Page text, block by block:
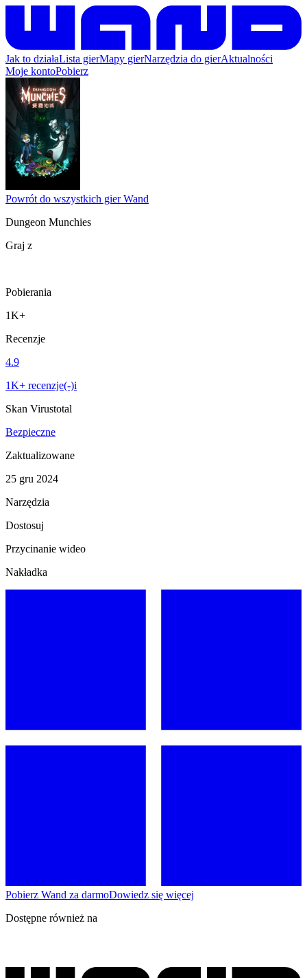
Jak to działaLista gierMapy gierNarzędzia do gierAktualności
Moje kontoPobierz
Powrót do wszystkich gier Wand
Dungeon Munchies
Graj z
Pobierania
1K+
Recenzje
4.9
1K+ recenzje(-)i
Skan Virustotal
Bezpieczne
Zaktualizowane
25 gru 2024
Narzędzia
Dostosuj
Przycinanie wideo
Nakładka
Pobierz Wand za darmoDowiedz się więcej
Dostępne również na